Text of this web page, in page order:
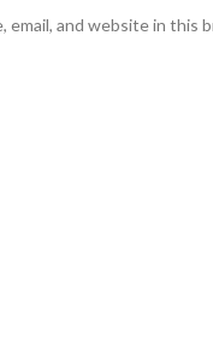
email, and website in